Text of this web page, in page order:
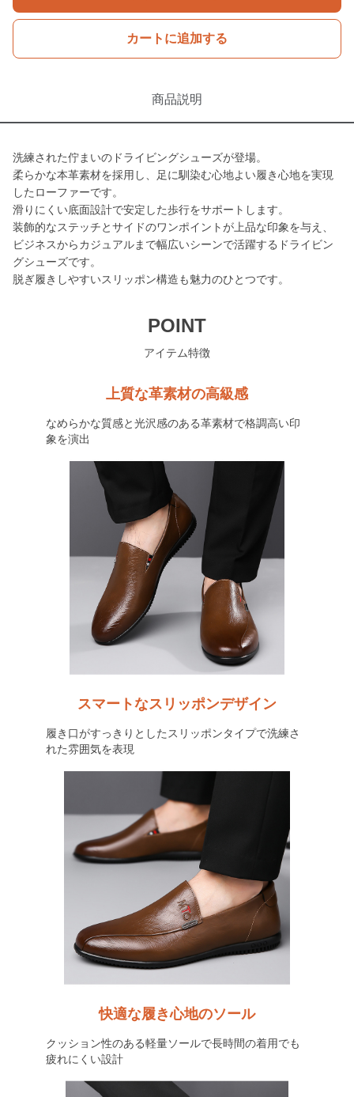
カートに追加する
商品説明
洗練された佇まいのドライビングシューズが登場。
柔らかな本革素材を採用し、足に馴染む心地よい履き心地を実現
したローファーです。
滑りにくい底面設計で安定した歩行をサポートします。
装飾的なステッチとサイドのワンポイントが上品な印象を与え、
ビジネスからカジュアルまで幅広いシーンで活躍するドライビン
グシューズです。
脱ぎ履きしやすいスリッポン構造も魅力のひとつです。
POINT
アイテム特徴
上質な革素材の高級感
なめらかな質感と光沢感のある革素材で格調高い印
象を演出
スマートなスリッポンデザイン
履き口がすっきりとしたスリッポンタイプで洗練さ
れた雰囲気を表現
快適な履き心地のソール
クッション性のある軽量ソールで長時間の着用でも
疲れにくい設計